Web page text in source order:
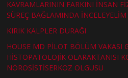
KAVRAMLARININ FARKINI İNSAN
SÜREÇ BAĞLAMINDA İNCELEYELİM
KIRIK KALPLER DURAĞI
HOUSE MD PİLOT BÖLÜM VAKASI
HİSTOPATOLOJİK OLARAKTANISI
NÖROSİSTİSERKOZ OLGUSU